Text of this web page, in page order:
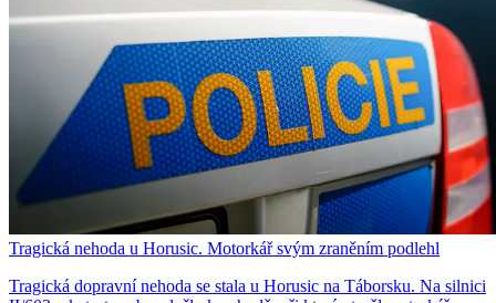
Tragická nehoda u Horusic. Motorkář svým zraněním podlehl
Tragická dopravní nehoda se stala u Horusic na Táborsku. Na silnici